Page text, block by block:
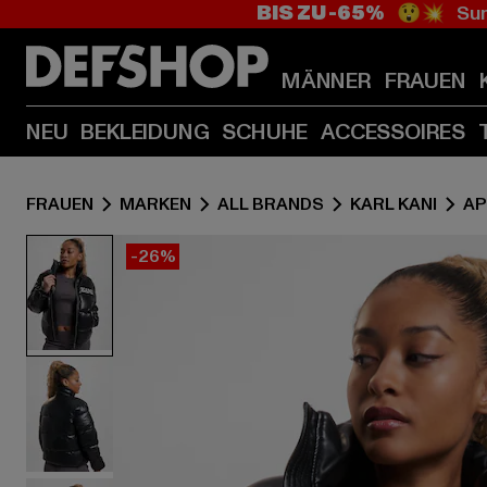
BIS ZU -65% 😲💥
MÄNNER FRAUEN
NEU BEKLEIDUNG SCHUHE ACCESSOIRES
FRAUEN MARKEN ALL BRANDS KARL KANI
-26%